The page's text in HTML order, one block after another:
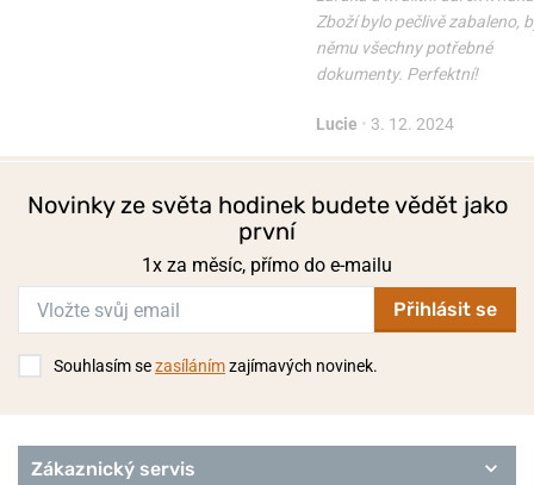
Zboží bylo pečlivě zabaleno,
němu všechny potřebné
dokumenty. Perfektní!
Lucie • 3. 12. 2024
Novinky ze světa hodinek budete vědět jako
první
1x za měsíc, přímo do e-mailu
Přihlásit se
Souhlasím sezasílánímzajímavých novinek.
Zákaznický servis